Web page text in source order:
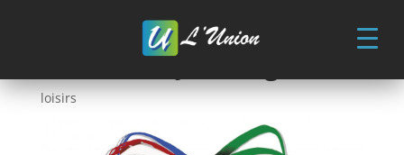
Comité de Jumelage
loisirs